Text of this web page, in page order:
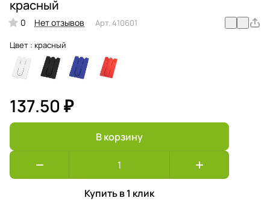
красный
0 Нет отзывов Арт. 410601
Цвет : красный
137.50 ₽
В корзину
Купить в 1 клик